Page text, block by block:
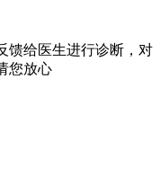
馈给医生进行诊断，对
您放心